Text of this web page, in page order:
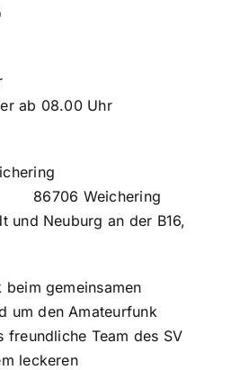
ab 08.00 Uhr
86706 Weichering
und Neuburg an der B16,
beim gemeinsamen
um den Amateurfunk
freundliche Team des SV
leckeren